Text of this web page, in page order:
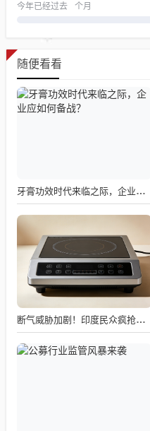
今年已经过去 个月
随便看看
牙膏功效时代来临之际，企业应如何备战？
断气威胁加剧！印度民众疯抢电磁炉 制造商将从中国空运部件